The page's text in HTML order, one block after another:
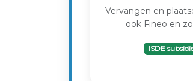
Vervangen en
ook Fineo en
ISDE